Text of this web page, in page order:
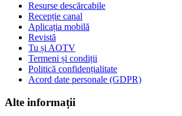
Resurse descărcabile
Recepție canal
Aplicația mobilă
Revistă
Tu și AOTV
Termeni și condiții
Politică confidențialitate
Acord date personale (GDPR)
Alte informații